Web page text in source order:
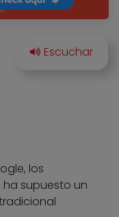
los
ha supuesto un